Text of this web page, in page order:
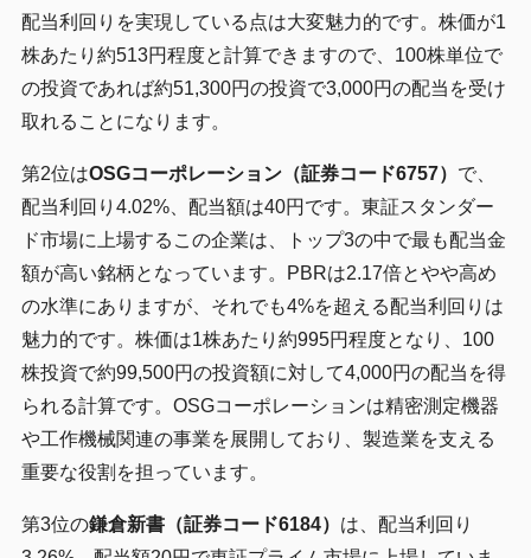
配当利回りを実現している点は大変魅力的です。株価が1
株あたり約513円程度と計算できますので、100株単位で
の投資であれば約51,300円の投資で3,000円の配当を受け
取れることになります。
第2位はOSGコーポレーション（証券コード6757） で、
配当利回り4.02%、配当額は40円です。東証スタンダー
ド市場に上場するこの企業は、トップ3の中で最も配当金
額が高い銘柄となっています。PBRは2.17倍とやや高め
の水準にありますが、それでも4%を超える配当利回りは
魅力的です。株価は1株あたり約995円程度となり、100
株投資で約99,500円の投資額に対して4,000円の配当を得
られる計算です。OSGコーポレーションは精密測定機器
や工作機械関連の事業を展開しており、製造業を支える
重要な役割を担っています。
第3位の鎌倉新書（証券コード6184） は、配当利回り